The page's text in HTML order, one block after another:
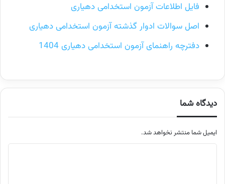
فایل اطلاعات آزمون استخدامی دهیاری
اصل سوالات ادوار گذشته آزمون استخدامی دهیاری
دفترچه راهنمای آزمون استخدامی دهیاری 1404
دیدگاه شما
ایمیل شما منتشر نخواهد شد.